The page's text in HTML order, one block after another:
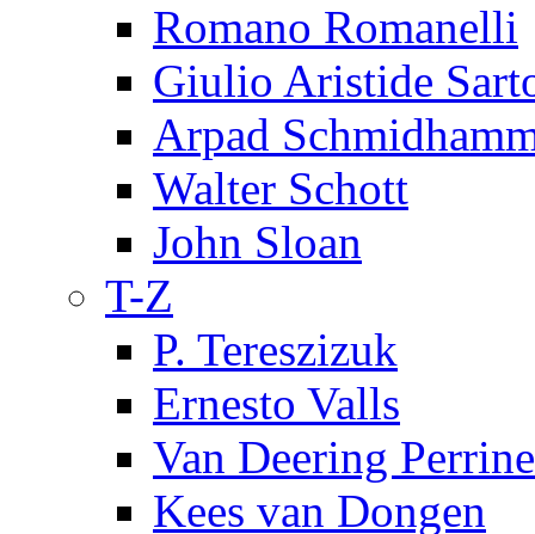
Romano Romanelli
Giulio Aristide
Arpad
Walter Schott
John Sloan
T-Z
P. Tereszizuk
Ernesto Valls
Van Deering Perrine
Kees van Dongen